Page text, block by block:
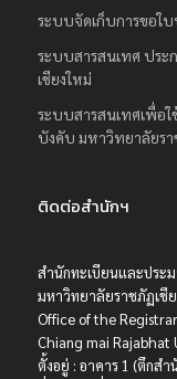
ระบบจัดเก็บการขอใ
ระบบสารสนเทศ ประ
เชียงใหม่
ระบบสารสนเทศเพื่อ
บังคับ มหาวิทยาลัยรา
ติดต่อสำนักฯ
สำนักทะเบียนและประ
มหาวิทยาลัยราชภัฏเชี
Office of the Registrar
Chiang mai Rajabhat
ตั้งอยู่ : อาคาร 1 (ตึกส